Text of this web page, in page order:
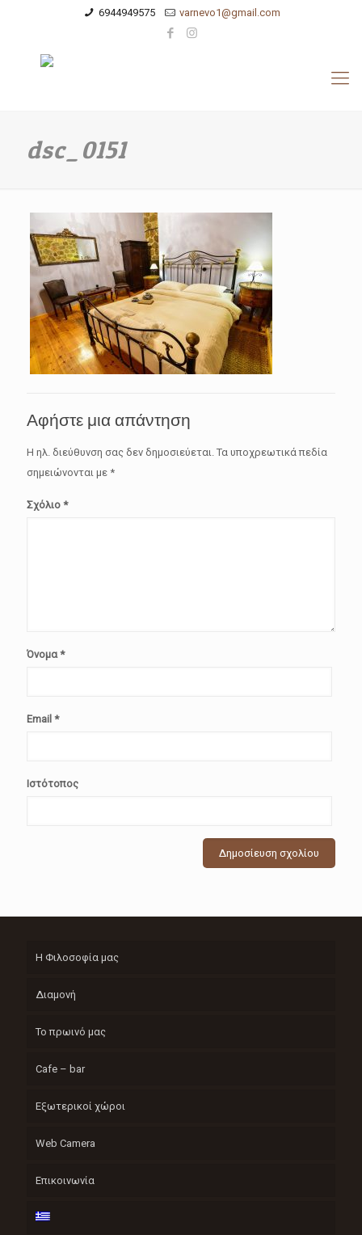
6944949575 varnevo1@gmail.com
dsc_0151
Αφήστε μια απάντηση
Η ηλ. διεύθυνση σας δεν δημοσιεύεται. Τα υποχρεωτικά πεδία
σημειώνονται με *
Σχόλιο *
Όνομα*
Email *
Ιστότοπος
Η Φιλοσοφία μας
Διαμονή
Το πρωινό μας
Cafe – bar
Εξωτερικοί χώροι
Web Camera
Επικοινωνία